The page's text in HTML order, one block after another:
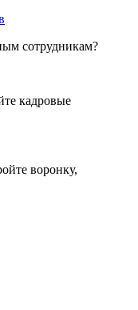
сотрудникам?
кадровые
воронку,